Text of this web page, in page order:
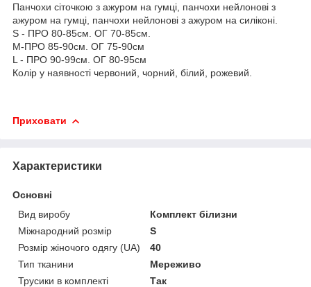
Панчохи сіточкою з ажуром на гумці, панчохи нейлонові з
ажуром на гумці, панчохи нейлонові з ажуром на силіконі.
S - ПРО 80-85см. ОГ 70-85см.
M-ПРО 85-90см. ОГ 75-90см
L - ПРО 90-99см. ОГ 80-95см
Колір у наявності червоний, чорний, білий, рожевий.
Приховати
Характеристики
Основні
Вид виробу
Комплект білизни
Міжнародний розмір
S
Розмір жіночого одягу (UA)
40
Тип тканини
Мереживо
Трусики в комплекті
Так